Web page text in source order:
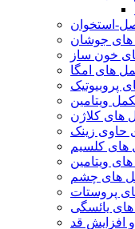
استخوان
جوشان
خون ساز
های امگا
پروبیوتیک
های کلاژن
حاوی زینک
های کلسیم
های چشم
پروستات
یائسگی
افزایش قد